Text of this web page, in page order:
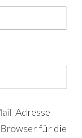
Adresse
für die